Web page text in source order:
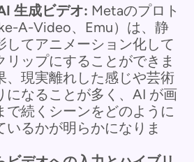
生成ビデオ: Metaのプロト
A-Video、Emu）は、静
してアニメーション化して
リップにすることができま
、現実離れした感じや芸術
になることが多く、AI が画
で続くシーンをどのように
いるかが明らかになりま